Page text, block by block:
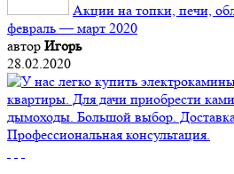
Акции на топки, печи,
февраль — март 2020
автор Игорь
28.02.2020